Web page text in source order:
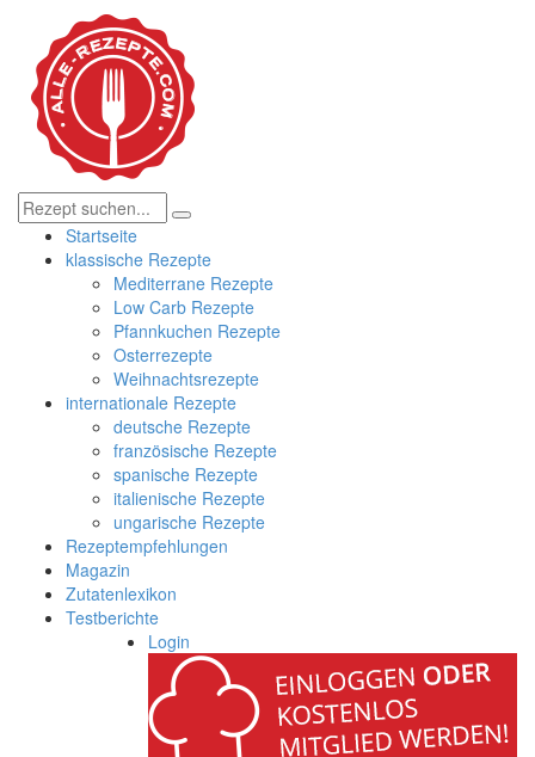
Startseite
klassische Rezepte
Mediterrane Rezepte
Low Carb Rezepte
Pfannkuchen Rezepte
Osterrezepte
Weihnachtsrezepte
internationale Rezepte
deutsche Rezepte
französische Rezepte
spanische Rezepte
italienische Rezepte
ungarische Rezepte
Rezeptempfehlungen
Magazin
Zutatenlexikon
Testberichte
Login